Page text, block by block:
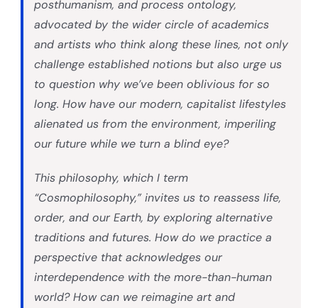
posthumanism, and process ontology,
advocated by the wider circle of academics
and artists who think along these lines, not only
challenge established notions but also urge us
to question why we’ve been oblivious for so
long. How have our modern, capitalist lifestyles
alienated us from the environment, imperiling
our future while we turn a blind eye?
This philosophy, which I term
“Cosmophilosophy,” invites us to reassess life,
order, and our Earth, by exploring alternative
traditions and futures. How do we practice a
perspective that acknowledges our
interdependence with the more-than-human
world? How can we reimagine art and